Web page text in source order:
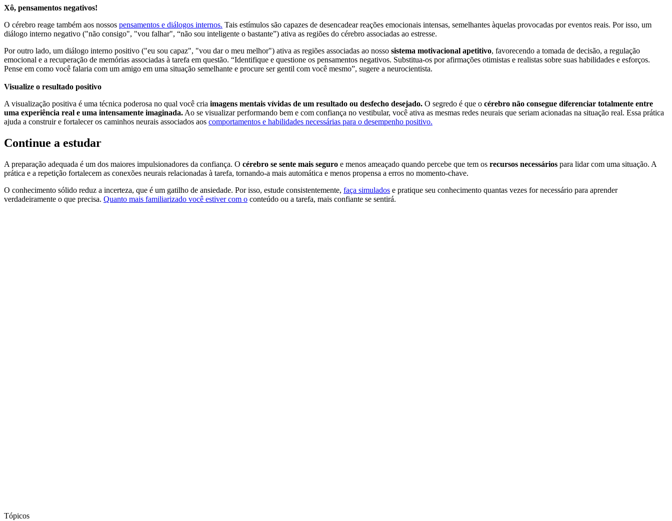
Xô, pensamentos negativos!
O cérebro reage também aos nossos pensamentos e diálogos internos. Tais estímulos são capazes de desencadear reações emocionais intensas, semelhantes àquelas provocadas por eventos reais. Por isso, um
diálogo interno negativo ("não consigo", "vou falhar", “não sou inteligente o bastante”) ativa as regiões do cérebro associadas ao estresse.
Por outro lado, um diálogo interno positivo ("eu sou capaz", "vou dar o meu melhor") ativa as regiões associadas ao nosso sistema motivacional apetitivo, favorecendo a tomada de decisão, a regulação
emocional e a recuperação de memórias associadas à tarefa em questão. “Identifique e questione os pensamentos negativos. Substitua-os por afirmações otimistas e realistas sobre suas habilidades e esforços.
Pense em como você falaria com um amigo em uma situação semelhante e procure ser gentil com você mesmo”, sugere a neurocientista.
Visualize o resultado positivo
A visualização positiva é uma técnica poderosa no qual você cria imagens mentais vívidas de um resultado ou desfecho desejado. O segredo é que o cérebro não consegue diferenciar totalmente entre
uma experiência real e uma intensamente imaginada. Ao se visualizar performando bem e com confiança no vestibular, você ativa as mesmas redes neurais que seriam acionadas na situação real. Essa prática
ajuda a construir e fortalecer os caminhos neurais associados aos comportamentos e habilidades necessárias para o desempenho positivo.
Continue a estudar
A preparação adequada é um dos maiores impulsionadores da confiança. O cérebro se sente mais seguro e menos ameaçado quando percebe que tem os recursos necessários para lidar com uma situação. A
prática e a repetição fortalecem as conexões neurais relacionadas à tarefa, tornando-a mais automática e menos propensa a erros no momento-chave.
O conhecimento sólido reduz a incerteza, que é um gatilho de ansiedade. Por isso, estude consistentemente, faça simulados e pratique seu conhecimento quantas vezes for necessário para aprender
verdadeiramente o que precisa. Quanto mais familiarizado você estiver com o conteúdo ou a tarefa, mais confiante se sentirá.
Tópicos